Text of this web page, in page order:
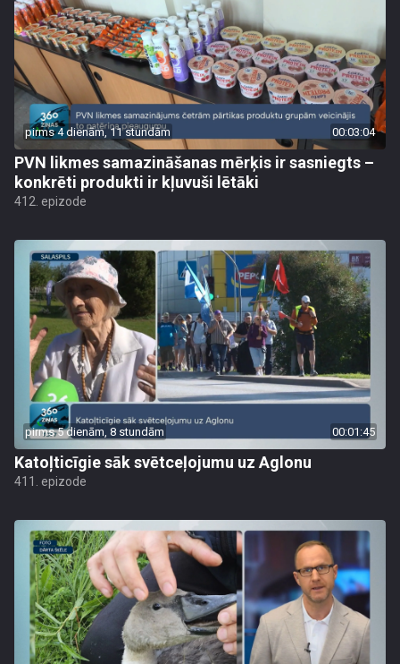
pirms 4 dienām, 11 stundām 00:03:04
PVN likmes samazināšanas mērķis ir sasniegts –
konkrēti produkti ir kļuvuši lētāki
412. epizode
pirms 5 dienām, 8 stundām 00:01:45
Katoļticīgie sāk svētceļojumu uz Aglonu
411. epizode